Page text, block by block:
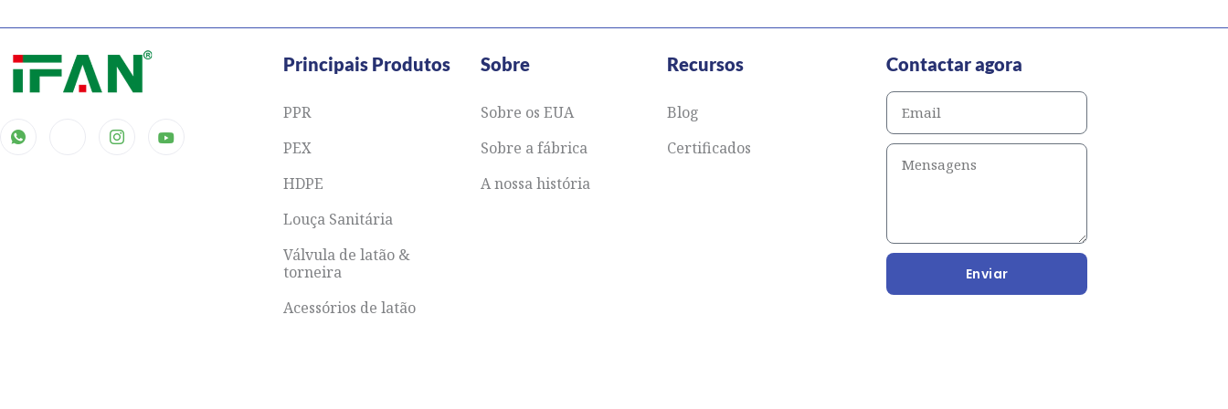
Principais Produtos
PPR
PEX
HDPE
Louça Sanitária
Válvula de latão &
torneira
Acessórios de latão
Sobre
Sobre os EUA
Sobre a fábrica
A nossa história
Recursos
Blog
Certificados
Contactar agora
Enviar